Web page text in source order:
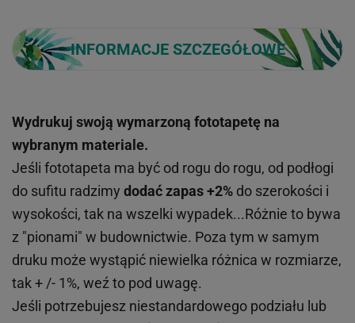
INFORMACJE SZCZEGÓŁOWE
Wydrukuj swoją wymarzoną fototapetę na
wybranym materiale.
Jeśli fototapeta ma być od rogu do rogu, od podłogi
do sufitu radzimy dodać zapas +2% do szerokości i
wysokości, tak na wszelki wypadek...Różnie to bywa
z "pionami" w budownictwie. Poza tym w samym
druku może wystąpić niewielka różnica w rozmiarze,
tak + /- 1%, weź to pod uwagę.
Jeśli potrzebujesz niestandardowego podziału lub